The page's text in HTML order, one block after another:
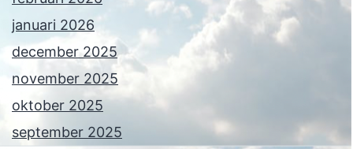
januari 2026
december 2025
november 2025
oktober 2025
september 2025